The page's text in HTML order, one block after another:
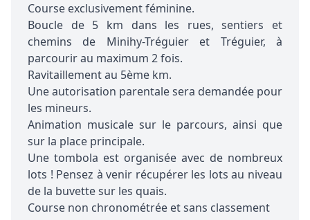
Course exclusivement féminine.
Boucle de 5 km dans les rues, sentiers et
chemins de Minihy-Tréguier et Tréguier, à
parcourir au maximum 2 fois.
Ravitaillement au 5ème km.
Une autorisation parentale sera demandée pour
les mineurs.
Animation musicale sur le parcours, ainsi que
sur la place principale.
Une tombola est organisée avec de nombreux
lots ! Pensez à venir récupérer les lots au niveau
de la buvette sur les quais.
Course non chronométrée et sans classement